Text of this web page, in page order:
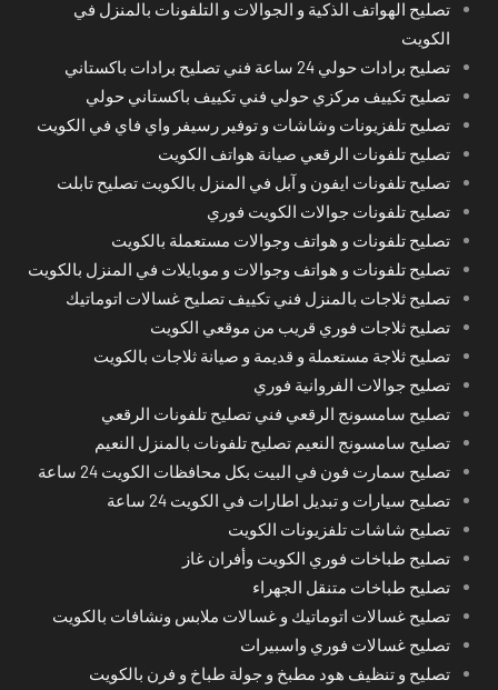
تصليح الهواتف الذكية و الجوالات و التلفونات بالمنزل في
الكويت
تصليح برادات حولي 24 ساعة فني تصليح برادات باكستاني
تصليح تكييف مركزي حولي فني تكييف باكستاني حولي
تصليح تلفزيونات وشاشات و توفير رسيفر واي فاي في الكويت
تصليح تلفونات الرقعي صيانة هواتف الكويت
تصليح تلفونات ايفون و آبل في المنزل بالكويت تصليح تابلت
تصليح تلفونات جوالات الكويت فوري
تصليح تلفونات و هواتف وجوالات مستعملة بالكويت
تصليح تلفونات و هواتف وجوالات و موبايلات في المنزل بالكويت
تصليح ثلاجات بالمنزل فني تكييف تصليح غسالات اتوماتيك
تصليح ثلاجات فوري قريب من موقعي الكويت
تصليح ثلاجة مستعملة و قديمة و صيانة ثلاجات بالكويت
تصليح جوالات الفروانية فوري
تصليح سامسونج الرقعي فني تصليح تلفونات الرقعي
تصليح سامسونج النعيم تصليح تلفونات بالمنزل النعيم
تصليح سمارت فون في البيت بكل محافظات الكويت 24 ساعة
تصليح سيارات و تبديل اطارات في الكويت 24 ساعة
تصليح شاشات تلفزيونات الكويت
تصليح طباخات فوري الكويت وأفران غاز
تصليح طباخات متنقل الجهراء
تصليح غسالات اتوماتيك و غسالات ملابس ونشافات بالكويت
تصليح غسالات فوري واسبيرات
تصليح و تنظيف هود مطبخ و جولة طباخ و فرن بالكويت